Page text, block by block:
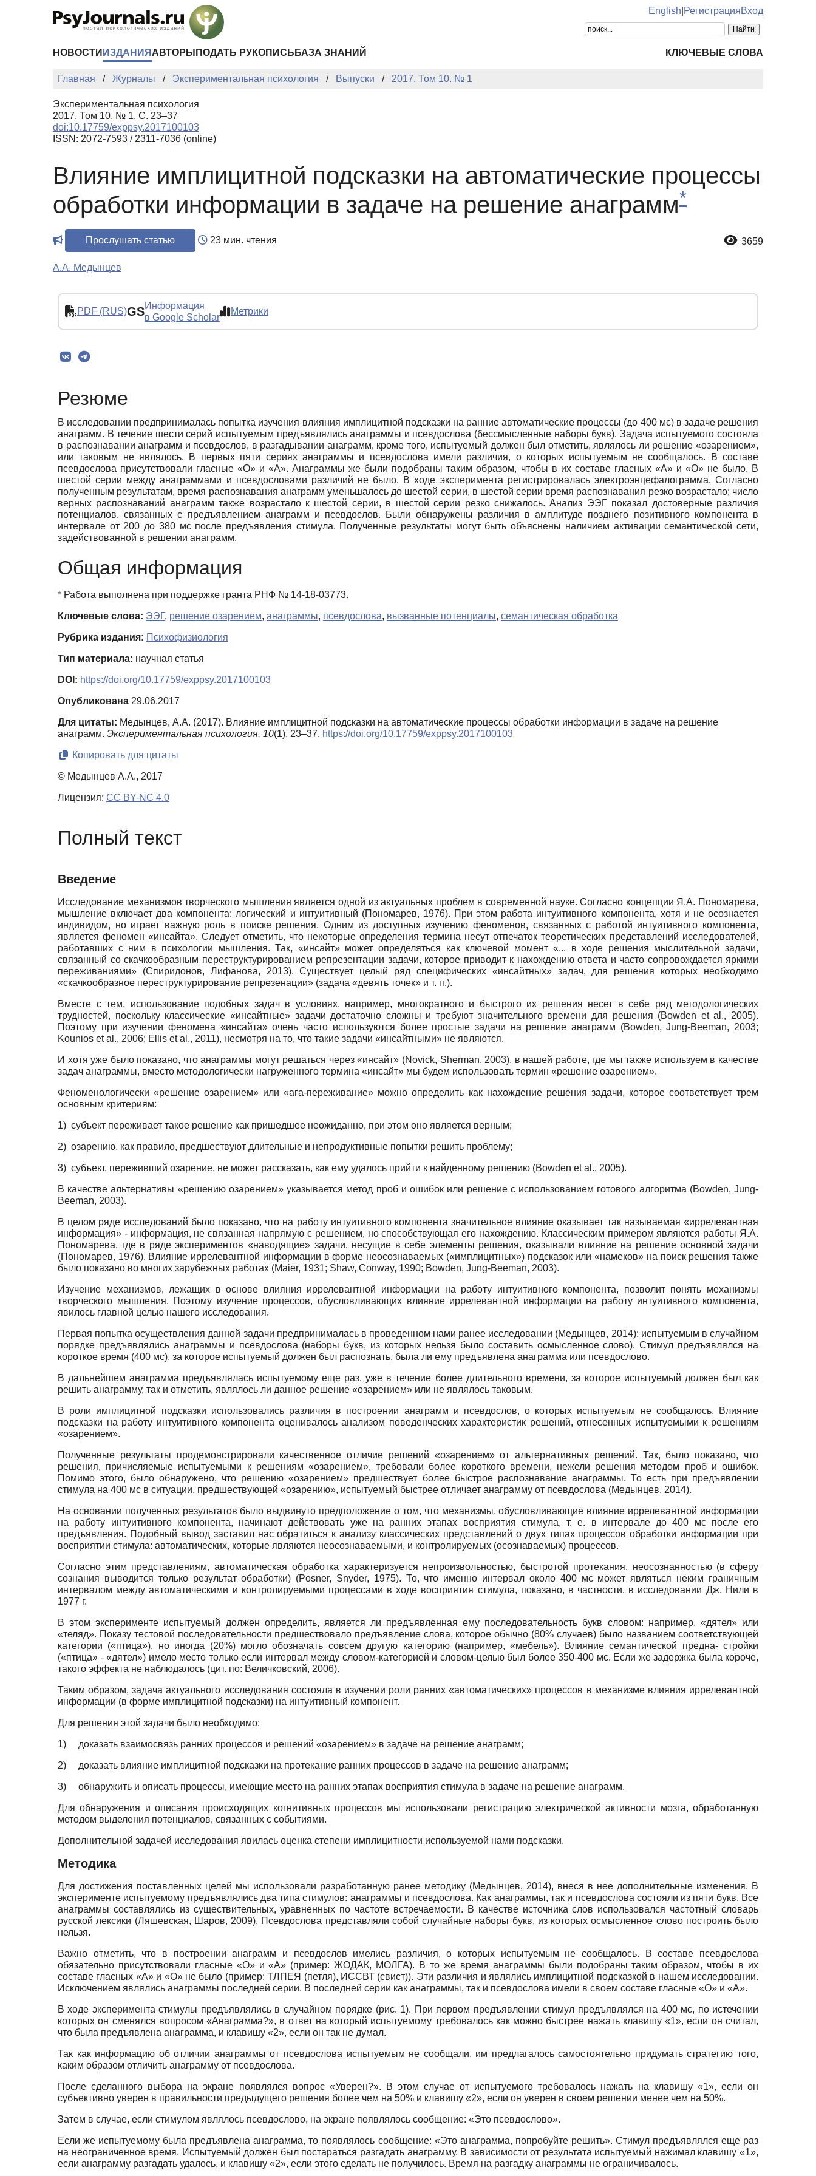
English РегистрацияВход
НОВОСТИ ИЗДАНИЯ АВТОРЫ ПОДАТЬ РУКОПИСЬ БАЗА ЗНАНИЙ КЛЮЧЕВЫЕ СЛОВА
Главная Журналы Экспериментальная психология Выпуски 2017. Том 10. № 1
Экспериментальная психология
2017. Том 10. № 1. С. 23–37
doi:10.17759/exppsy.2017100103
ISSN: 2072-7593 / 2311-7036 (online)
Влияние имплицитной подсказки на автоматические процессы
обработки информации в задаче на решение анаграмм*
Прослушать статью 23 мин. чтения 3659
А.А. Медынцев
PDF (RUS)GSИнформация
в Google Scholar
Метрики
Резюме
В исследовании предпринималась попытка изучения влияния имплицитной подсказки на ранние автоматические процессы (до 400 мс) в задаче решения
анаграмм. В течение шести серий испытуемым предъявлялись анаграммы и псевдослова (бессмысленные наборы букв). Задача испытуемого состояла
в распознавании анаграмм и псевдослов, в разгадывании анаграмм, кроме того, испытуемый должен был отметить, являлось ли решение «озарением»,
или таковым не являлось. В первых пяти сериях анаграммы и псевдослова имели различия, о которых испытуемым не сообщалось. В составе
псевдослова присутствовали гласные «О» и «А». Анаграммы же были подобраны таким образом, чтобы в их составе гласных «А» и «О» не было. В
шестой серии между анаграммами и псевдословами различий не было. В ходе эксперимента регистрировалась электроэнцефалограмма. Согласно
полученным результатам, время распознавания анаграмм уменьшалось до шестой серии, в шестой серии время распознавания резко возрастало; число
верных распознаваний анаграмм также возрастало к шестой серии, в шестой серии резко снижалось. Анализ ЭЭГ показал достоверные различия
потенциалов, связанных с предъявлением анаграмм и псевдослов. Были обнаружены различия в амплитуде позднего позитивного компонента в
интервале от 200 до 380 мс после предъявления стимула. Полученные результаты могут быть объяснены наличием активации семантической сети,
задействованной в решении анаграмм.
Общая информация
* Работа выполнена при поддержке гранта РНФ № 14-18-03773.
Ключевые слова: ЭЭГ, решение озарением, анаграммы, псевдослова, вызванные потенциалы, семантическая обработка
Рубрика издания: Психофизиология
Тип материала: научная статья
DOI: https://doi.org/10.17759/exppsy.2017100103
Опубликована 29.06.2017
Для цитаты: Медынцев, А.А. (2017). Влияние имплицитной подсказки на автоматические процессы обработки информации в задаче на решение
анаграмм. Экспериментальная психология, 10(1), 23–37. https://doi.org/10.17759/exppsy.2017100103
Копировать для цитаты
© Медынцев А.А., 2017
Лицензия: CC BY-NC 4.0
Полный текст
Введение
Исследование механизмов творческого мышления является одной из актуальных проблем в современной науке. Согласно концепции Я.А. Пономарева,
мышление включает два компонента: логический и интуитивный (Пономарев, 1976). При этом работа интуитивного компонента, хотя и не осознается
индивидом, но играет важную роль в поиске решения. Одним из доступных изучению феноменов, связанных с работой интуитивного компонента,
является феномен «инсайта». Следует отметить, что некоторые определения термина несут отпечаток теоретических представлений исследователей,
работавших с ним в психологии мышления. Так, «инсайт» может определяться как ключевой момент «... в ходе решения мыслительной задачи,
связанный со скачкообразным переструктурирова­нием репрезентации задачи, которое приводит к нахождению ответа и часто сопровождается яркими
переживаниями» (Спиридонов, Лифанова, 2013). Существует целый ряд специфических «инсайтных» задач, для решения которых необходимо
«скачкообразное пере­структурирование репрезенации» (задача «девять точек» и т. п.).
Вместе с тем, использование подобных задач в условиях, например, многократного и быстрого их решения несет в себе ряд методологических
трудностей, поскольку классические «инсайтные» задачи достаточно сложны и требуют значительного времени для решения (Bowden et al., 2005).
Поэтому при изучении феномена «инсайта» очень часто используются более простые задачи на решение анаграмм (Bowden, Jung-Beeman, 2003;
Kounios et al., 2006; Ellis et al., 2011), несмотря на то, что такие задачи «инсайтными» не являются.
И хотя уже было показано, что анаграммы могут решаться через «инсайт» (Novick, Sherman, 2003), в нашей работе, где мы также используем в качестве
задач анаграммы, вместо методологически нагруженного термина «инсайт» мы будем использовать термин «решение озарением».
Феноменологически «решение озарением» или «ага-переживание» можно определить как нахождение решения задачи, которое соответствует трем
основным критериям:
1) субъект переживает такое решение как пришедшее неожиданно, при этом оно является верным;
2) озарению, как правило, предшествуют длительные и непродуктивные попытки решить проблему;
3) субъект, переживший озарение, не может рассказать, как ему удалось прийти к найденному решению (Bowden et al., 2005).
В качестве альтернативы «решению озарением» указывается метод проб и ошибок или решение с использованием готового алгоритма (Bowden, Jung-
Beeman, 2003).
В целом ряде исследований было показано, что на работу интуитивного компонента значительное влияние оказывает так называемая «иррелевантная
информация» - информация, не связанная напрямую с решением, но способствующая его нахождению. Классическим примером являются работы Я.А.
Пономарева, где в ряде экспериментов «наводящие» задачи, несущие в себе элементы решения, оказывали влияние на решение основной задачи
(Пономарев, 1976). Влияние иррелевантной информации в форме неосознаваемых («имплицитных») подсказок или «намеков» на поиск решения также
было показано во многих зарубежных работах (Maier, 1931; Shaw, Conway, 1990; Bowden, Jung-Beeman, 2003).
Изучение механизмов, лежащих в основе влияния иррелевантной информации на работу интуитивного компонента, позволит понять механизмы
творческого мышления. Поэтому изучение процессов, обусловливающих влияние иррелевантной информации на работу интуитивного компонента,
явилось главной целью нашего исследования.
Первая попытка осуществления данной задачи предпринималась в проведенном нами ранее исследовании (Медынцев, 2014): испытуемым в случайном
порядке предъявлялись анаграммы и псевдослова (наборы букв, из которых нельзя было составить осмысленное слово). Стимул предъявлялся на
короткое время (400 мс), за которое испытуемый должен был распознать, была ли ему предъявлена анаграмма или псевдослово.
В дальнейшем анаграмма предъявлялась испытуемому еще раз, уже в течение более длительного времени, за которое испытуемый должен был как
решить анаграмму, так и отметить, являлось ли данное решение «озарением» или не являлось таковым.
В роли имплицитной подсказки использовались различия в построении анаграмм и псевдослов, о которых испытуемым не сообщалось. Влияние
подсказки на работу интуитивного компонента оценивалось анализом поведенческих характеристик решений, отнесенных испытуемыми к решениям
«озарением».
Полученные результаты продемонстрировали качественное отличие решений «озарением» от альтернативных решений. Так, было показано, что
решения, причисляемые испытуемыми к решениям «озарением», требовали более короткого времени, нежели решения методом проб и ошибок.
Помимо этого, было обнаружено, что решению «озарением» предшествует более быстрое распознавание анаграммы. То есть при предъявлении
стимула на 400 мс в ситуации, предшествующей «озарению», испытуемый быстрее отличает анаграмму от псевдослова (Медынцев, 2014).
На основании полученных результатов было выдвинуто предположение о том, что механизмы, обусловливающие влияние иррелевантной информации
на работу интуитивного компонента, начинают действовать уже на ранних этапах восприятия стимула, т. е. в интервале до 400 мс после его
предъявления. Подобный вывод заставил нас обратиться к анализу классических представлений о двух типах процессов обработки информации при
восприятии стимула: автоматических, которые являются неосознаваемыми, и контролируемых (осознаваемых) процессов.
Согласно этим представлениям, автоматическая обработка характеризуется непроизвольностью, быстротой протекания, неосознанностью (в сферу
сознания выводится только результат обработки) (Posner, Snyder, 1975). То, что именно интервал около 400 мс может являться неким граничным
интервалом между автоматическими и контролируемыми процессами в ходе восприятия стимула, показано, в частности, в исследовании Дж. Нили в
1977 г.
В этом эксперименте испытуемый должен определить, является ли предъявленная ему последовательность букв словом: например, «дятел» или
«теляд». Показу тестовой последовательности предшествовало предъявление слова, которое обычно (80% случаев) было названием соответствующей
категории («птица»), но иногда (20%) могло обозначать совсем другую категорию (например, «мебель»). Влияние семантической предна- стройки
(«птица» - «дятел») имело место только если интервал между словом-категорией и словом-целью был более 350-400 мс. Если же задержка была короче,
такого эффекта не наблюдалось (цит. по: Величковский, 2006).
Таким образом, задача актуального исследования состояла в изучении роли ранних «автоматических» процессов в механизме влияния иррелевантной
информации (в форме имплицитной подсказки) на интуитивный компонент.
Для решения этой задачи было необходимо:
1) доказать взаимосвязь ранних процессов и решений «озарением» в задаче на решение анаграмм;
2) доказать влияние имплицитной подсказки на протекание ранних процессов в задаче на решение анаграмм;
3) обнаружить и описать процессы, имеющие место на ранних этапах восприятия стимула в задаче на решение анаграмм.
Для обнаружения и описания происходящих когнитивных процессов мы использовали регистрацию электрической активности мозга, обработанную
методом выделения потенциалов, связанных с событиями.
Дополнительной задачей исследования явилась оценка степени имплицитности используемой нами подсказки.
Методика
Для достижения поставленных целей мы использовали разработанную ранее методику (Медынцев, 2014), внеся в нее дополнительные изменения. В
эксперименте испытуемому предъявлялись два типа стимулов: анаграммы и псевдослова. Как анаграммы, так и псев­дослова состояли из пяти букв. Все
анаграммы составлялись из существительных, уравненных по частоте встречаемости. В качестве источника слов использовался частотный словарь
русской лексики (Ляшевская, Шаров, 2009). Псевдослова представляли собой случайные наборы букв, из которых осмысленное слово построить было
нельзя.
Важно отметить, что в построении анаграмм и псевдослов имелись различия, о которых испытуемым не сообщалось. В составе псевдослова
обязательно присутствовали гласные «О» и «А» (пример: ЖОДАК, МОЛГА). В то же время анаграммы были подобраны таким образом, чтобы в их
составе гласных «А» и «О» не было (пример: ТЛПЕЯ (петля), ИССВТ (свист)). Эти различия и являлись имплицитной подсказкой в нашем исследовании.
Исключением являлись анаграммы последней серии. В последней серии как анаграммы, так и псевдослова имели в своем составе гласные «О» и «А».
В ходе эксперимента стимулы предъявлялись в случайном порядке (рис. 1). При первом предъявлении стимул предъявлялся на 400 мс, по истечении
которых он сменялся вопросом «Анаграмма?», в ответ на который испытуемому требовалось как можно быстрее нажать клавишу «1», если он считал,
что была предъявлена анаграмма, и клавишу «2», если он так не думал.
Так как информацию об отличии анаграммы от псевдослова испытуемым не сообщали, им предлагалось самостоятельно придумать стратегию того,
каким образом отличить анаграмму от псевдослова.
После сделанного выбора на экране появлялся вопрос «Уверен?». В этом случае от испытуемого требовалось нажать на клавишу «1», если он
субъективно уверен в правильности предыдущего решения более чем на 50% и клавишу «2», если он уверен в своем решении менее чем на 50%.
Затем в случае, если стимулом являлось псевдослово, на экране появлялось сообщение: «Это псевдослово».
Если же испытуемому была предъявлена анаграмма, то появлялось сообщение: «Это анаграмма, попробуйте решить». Стимул предъявлялся еще раз
на неограниченное время. Испытуемый должен был постараться разгадать анаграмму. В зависимости от результата испытуемый нажимал клавишу «1»,
если анаграмму разгадать удалось, и клавишу «2», если этого сделать не получилось. Время на разгадку анаграммы не ограничивалось.